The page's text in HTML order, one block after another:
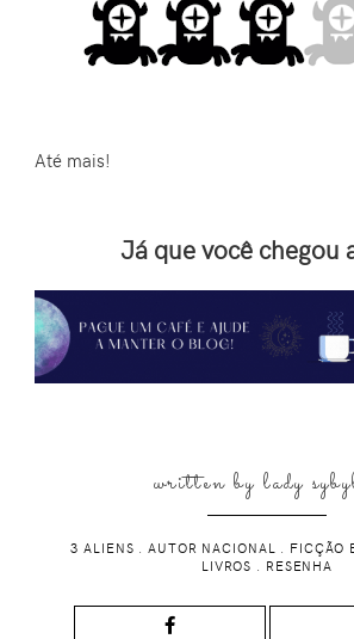
Até mais!
Já que você chegou
written bylady
3 ALIENS .AUTOR NACIONAL . FICÇÃO
LIVROS . RESENHA